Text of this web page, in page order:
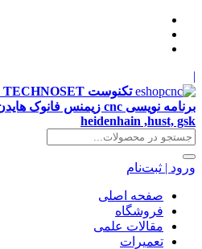
|
heidenhain ,hust, gsk
ورود | ثبت‌نام
صفحه اصلی
فروشگاه
مقالات علمی
تعمیرات